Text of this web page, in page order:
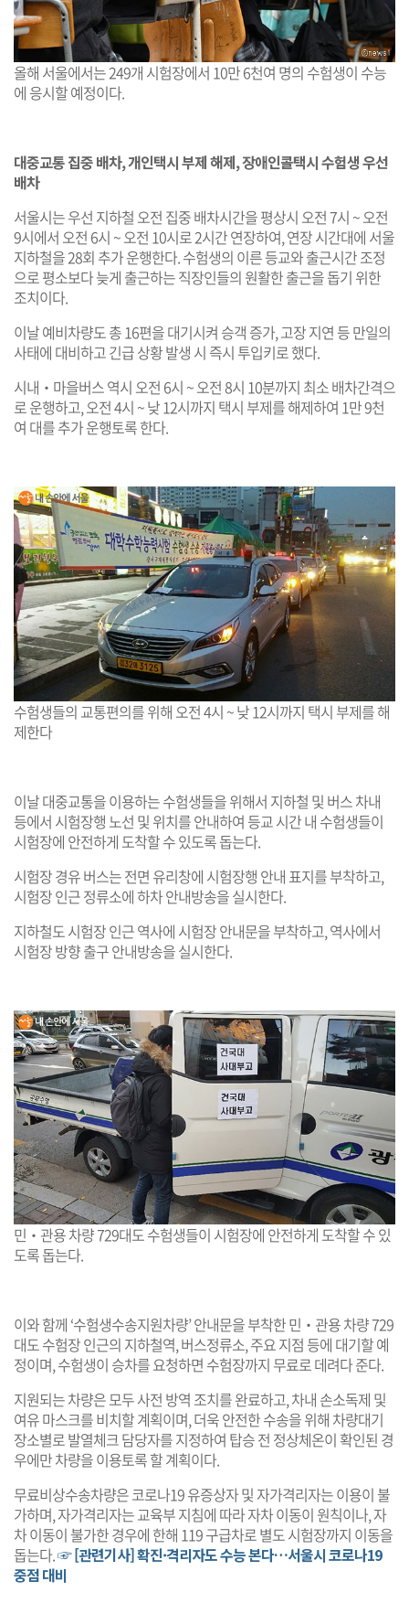
올해 서울에서는 249개 시험장에서 10만 6천여 명의 수험생이 수능
에 응시할 예정이다.
대중교통 집중 배차, 개인택시 부제 해제, 장애인콜택시 수험생 우선
배차
서울시는 우선 지하철 오전 집중 배차시간을 평상시 오전 7시 ~ 오전
9시에서 오전 6시 ~ 오전 10시로 2시간 연장하여, 연장 시간대에 서울
지하철을 28회 추가 운행한다. 수험생의 이른 등교와 출근시간 조정
으로 평소보다 늦게 출근하는 직장인들의 원활한 출근을 돕기 위한
조치이다.
이날 예비차량도 총 16편을 대기시켜 승객 증가, 고장 지연 등 만일의
사태에 대비하고 긴급 상황 발생 시 즉시 투입키로 했다.
시내‧마을버스 역시 오전 6시 ~ 오전 8시 10분까지 최소 배차간격으
로 운행하고, 오전 4시 ~ 낮 12시까지 택시 부제를 해제하여 1만 9천
여 대를 추가 운행토록 한다.
수험생들의 교통편의를 위해 오전 4시 ~ 낮 12시까지 택시 부제를 해
제한다
이날 대중교통을 이용하는 수험생들을 위해서 지하철 및 버스 차내
등에서 시험장행 노선 및 위치를 안내하여 등교 시간 내 수험생들이
시험장에 안전하게 도착할 수 있도록 돕는다.
시험장 경유 버스는 전면 유리창에 시험장행 안내 표지를 부착하고,
시험장 인근 정류소에 하차 안내방송을 실시한다.
지하철도 시험장 인근 역사에 시험장 안내문을 부착하고, 역사에서
시험장 방향 출구 안내방송을 실시한다.
민‧관용 차량 729대도 수험생들이 시험장에 안전하게 도착할 수 있
도록 돕는다.
이와 함께 ‘수험생수송지원차량’ 안내문을 부착한 민‧관용 차량 729
대도 수험장 인근의 지하철역, 버스정류소, 주요 지점 등에 대기할 예
정이며, 수험생이 승차를 요청하면 수험장까지 무료로 데려다 준다.
지원되는 차량은 모두 사전 방역 조치를 완료하고, 차내 손소독제 및
여유 마스크를 비치할 계획이며, 더욱 안전한 수송을 위해 차량대기
장소별로 발열체크 담당자를 지정하여 탑승 전 정상체온이 확인된 경
우에만 차량을 이용토록 할 계획이다.
무료비상수송차량은 코로나19 유증상자 및 자가격리자는 이용이 불
가하며, 자가격리자는 교육부 지침에 따라 자차 이동이 원칙이나, 자
차 이동이 불가한 경우에 한해 119 구급차로 별도 시험장까지 이동을
돕는다.☞ [관련기사] 확진·격리자도 수능 본다…서울시 코로나19
중점 대비